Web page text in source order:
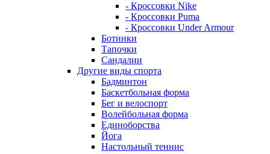
- Кроссовки Nike
- Кроссовки Puma
- Кроссовки Under Armour
Ботинки
Тапочки
Сандалии
Другие виды спорта
Бадминтон
Баскетбольная форма
Бег и велоспорт
Волейбольная форма
Единоборства
Йога
Настольный теннис